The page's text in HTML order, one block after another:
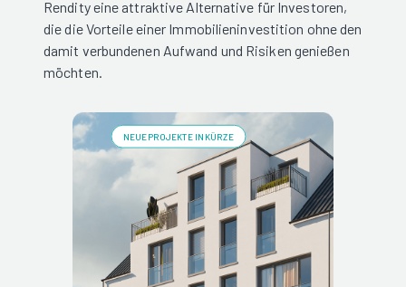
Rendity eine attraktive Alternative für Investoren,
die die Vorteile einer Immobilieninvestition ohne den
damit verbundenen Aufwand und Risiken genießen
möchten.
NEUE PROJEKTE IN KÜRZE